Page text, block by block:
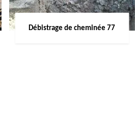
Débistrage de cheminée 77